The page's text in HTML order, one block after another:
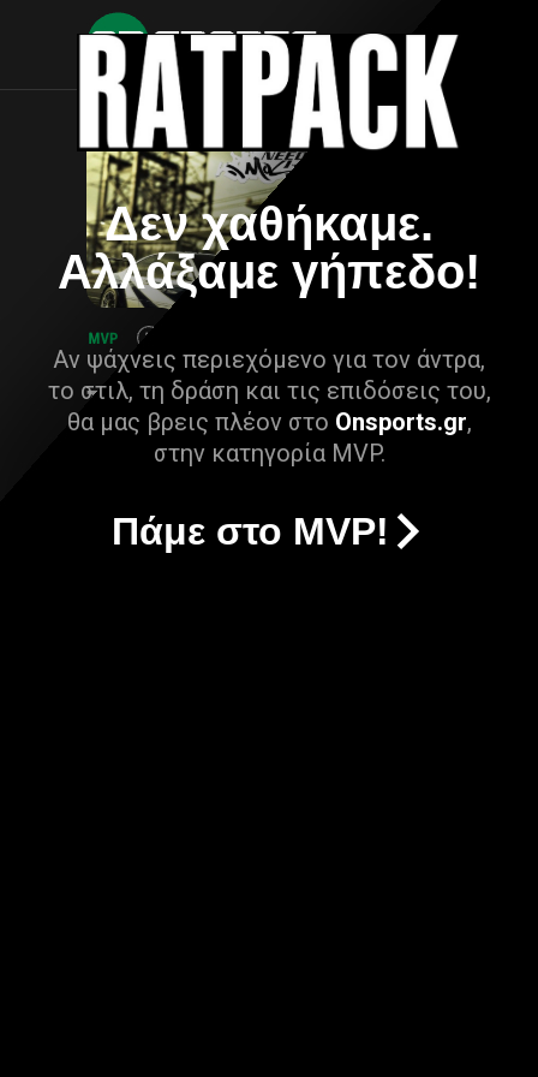
Δεν χαθήκαμε.
Αλλάξαμε γήπεδο!
Αν ψάχνεις περιεχόμενο για τον άντρα,
το στιλ, τη δράση και τις επιδόσεις του,
θα μας βρεις πλέον στο Onsports.gr,
στην κατηγορία MVP.
Πάμε στο MVP!